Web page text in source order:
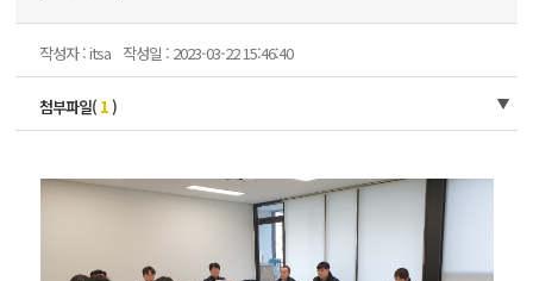
작성자 : itsa 작성일 : 2023-03-22 15:46:40
첨부파일( 1 )